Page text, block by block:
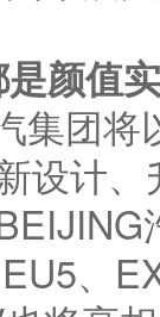
颜值
集团
设计
、